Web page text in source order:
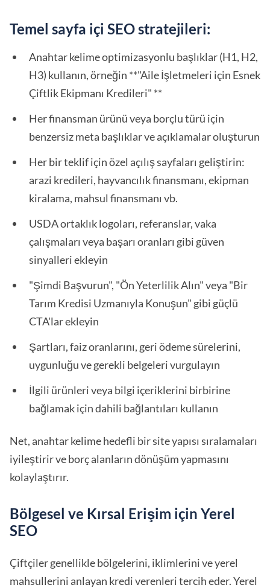
Temel sayfa içi SEO stratejileri:
Anahtar kelime optimizasyonlu başlıklar (H1, H2,
H3) kullanın, örneğin **"Aile İşletmeleri için Esnek
Çiftlik Ekipmanı Kredileri" **
Her finansman ürünü veya borçlu türü için
benzersiz meta başlıklar ve açıklamalar oluşturun
Her bir teklif için özel açılış sayfaları geliştirin:
arazi kredileri, hayvancılık finansmanı, ekipman
kiralama, mahsul finansmanı vb.
USDA ortaklık logoları, referanslar, vaka
çalışmaları veya başarı oranları gibi güven
sinyalleri ekleyin
"Şimdi Başvurun", "Ön Yeterlilik Alın" veya "Bir
Tarım Kredisi Uzmanıyla Konuşun" gibi güçlü
CTA'lar ekleyin
Şartları, faiz oranlarını, geri ödeme sürelerini,
uygunluğu ve gerekli belgeleri vurgulayın
İlgili ürünleri veya bilgi içeriklerini birbirine
bağlamak için dahili bağlantıları kullanın
Net, anahtar kelime hedefli bir site yapısı sıralamaları
iyileştirir ve borç alanların dönüşüm yapmasını
kolaylaştırır.
Bölgesel ve Kırsal Erişim için Yerel
SEO
Çiftçiler genellikle bölgelerini, iklimlerini ve yerel
mahsullerini anlayan kredi verenleri tercih eder. Yerel